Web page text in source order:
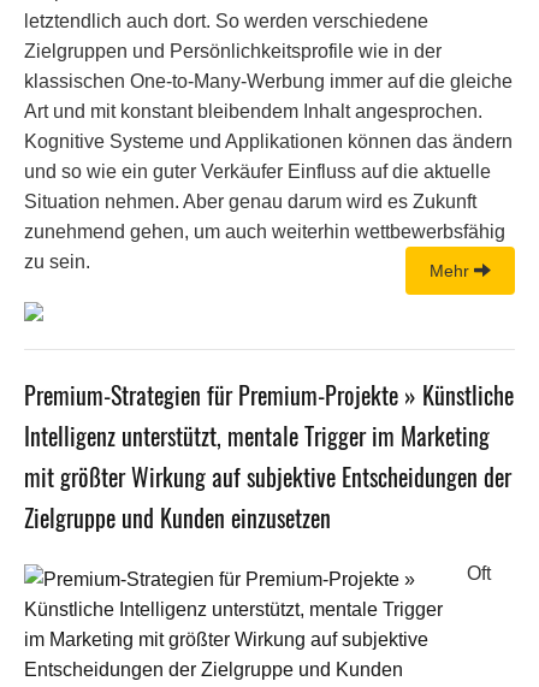
letztendlich auch dort. So werden verschiedene
Zielgruppen und Persönlichkeitsprofile wie in der
klassischen One-to-Many-Werbung immer auf die gleiche
Art und mit konstant bleibendem Inhalt angesprochen.
Kognitive Systeme und Applikationen können das ändern
und so wie ein guter Verkäufer Einfluss auf die aktuelle
Situation nehmen. Aber genau darum wird es Zukunft
zunehmend gehen, um auch weiterhin wettbewerbsfähig
zu sein.
Mehr
Premium-Strategien für Premium-Projekte » Künstliche
Intelligenz unterstützt, mentale Trigger im Marketing
mit größter Wirkung auf subjektive Entscheidungen der
Zielgruppe und Kunden einzusetzen
Oft